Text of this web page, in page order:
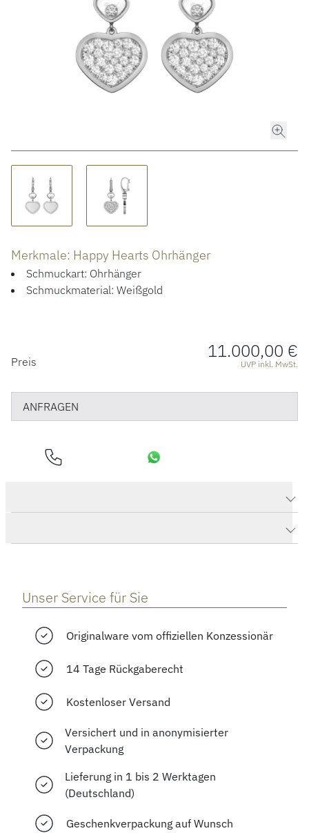
ROLEX CERTIFIED PRE-OWNED
ACCESSOIRES
Merkmale: Happy Hearts Ohrhänger
Schmuckart: Ohrhänger
Schmuckmaterial: Weißgold
PREISINFORMATIONEN
Preis 11.000,00 €
UVP inkl. MwSt.
ANFRAGEN
Unser Service für Sie
Originalware vom offiziellen Konzessionär
14 Tage Rückgaberecht
Kostenloser Versand
Versichert und in anonymisierter
Verpackung
Lieferung in 1 bis 2 Werktagen
(Deutschland)
Geschenkverpackung auf Wunsch